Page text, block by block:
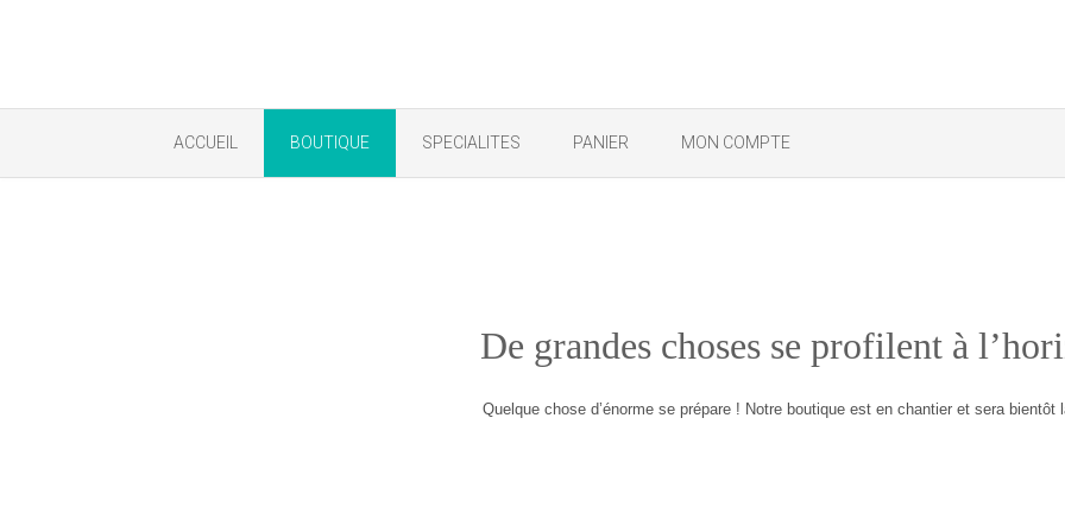
ACCUEIL BOUTIQUE SPECIALITES PANIER MON COMPTE
De grandes choses se profilent à
Quelque chose d’énorme se prépare ! Notre boutique est en chantier et sera bientôt